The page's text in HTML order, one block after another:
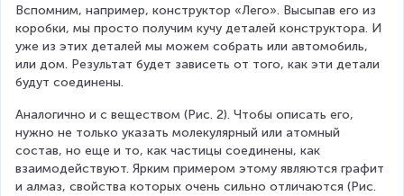
Вспомним, например, конструктор «Лего». Высыпав его из
коробки, мы просто получим кучу деталей конструктора. И
уже из этих деталей мы можем собрать или автомобиль,
или дом. Результат будет зависеть от того, как эти детали
будут соединены.
Аналогично и с веществом (Рис. 2). Чтобы описать его,
нужно не только указать молекулярный или атомный
состав, но еще и то, как частицы соединены, как
взаимодействуют. Ярким примером этому являются графит
и алмаз, свойства которых очень сильно отличаются (Рис.